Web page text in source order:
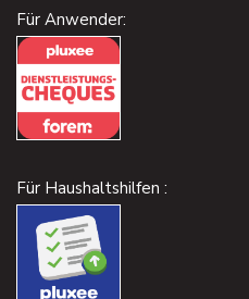
Für Anwender:
Für Haushaltshilfen :